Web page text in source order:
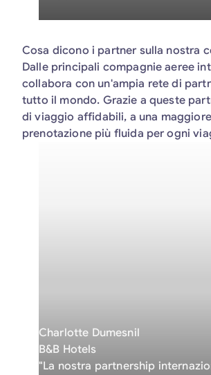
Cosa dicono i partner sulla nostra
Dalle principali compagnie aeree
collabora con un'ampia rete di
tutto il mondo. Grazie a queste
di viaggio affidabili, a una
prenotazione più fluida per ogni
Charlotte Dumesnil
B&B Hotels
"La nostra partnership